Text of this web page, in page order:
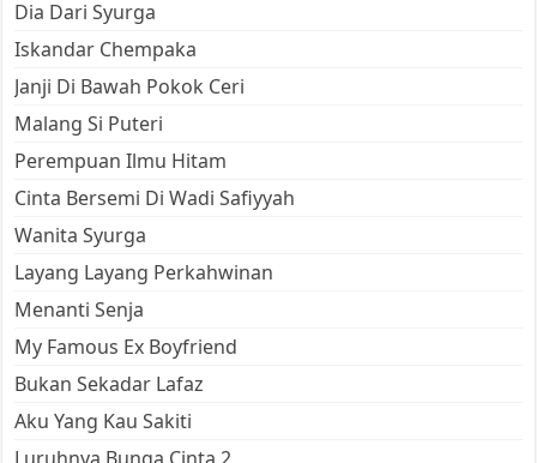
Dia Dari Syurga
Iskandar Chempaka
Janji Di Bawah Pokok Ceri
Malang Si Puteri
Perempuan Ilmu Hitam
Cinta Bersemi Di Wadi Safiyyah
Wanita Syurga
Layang Layang Perkahwinan
Menanti Senja
My Famous Ex Boyfriend
Bukan Sekadar Lafaz
Aku Yang Kau Sakiti